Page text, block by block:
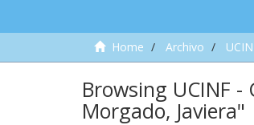
Home Archivo
Browsing UCINF
Morgado, Javiera"